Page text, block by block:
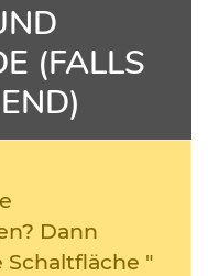
(FALLS
Dann
"